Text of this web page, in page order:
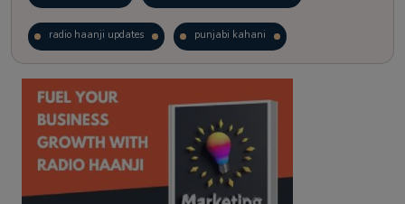
radio haanji updates punjabi kahani
kitaab kahani punjabi story